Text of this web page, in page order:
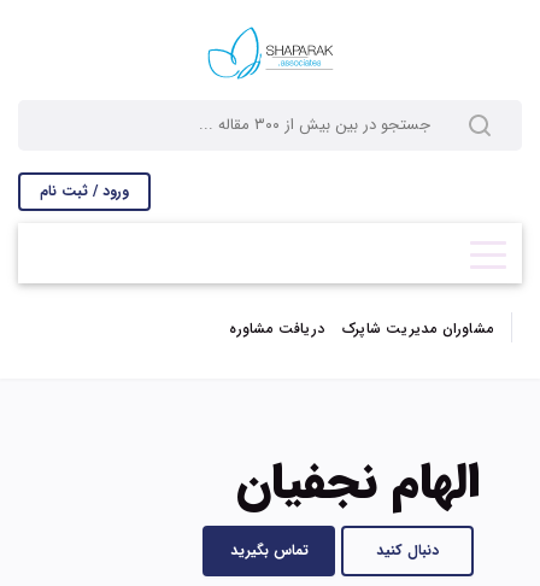
ورود / ثبت نام
مشاوران مدیریت شاپرک دریافت مشاوره
الهام نجفیان
دنبال کنید تماس بگیرید